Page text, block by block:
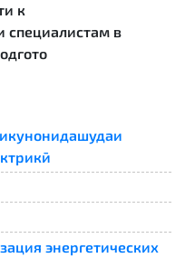
к
в
энергетических